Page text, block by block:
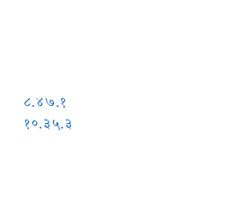
८.४७.१
१०.३५.३